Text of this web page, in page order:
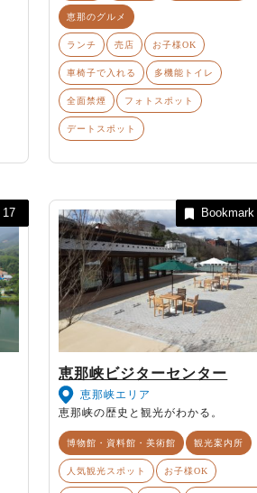
恵那のグルメ
ランチ 売店 お子様OK
車椅子で入れる 多機能トイレ
全面禁煙 フォトスポット
デートスポット
17
恵那峡ビジターセンター
恵那峡エリア
恵那峡の歴史と観光がわかる。
博物館・資料館・美術館 観光案内所
人気観光スポット お子様OK
Bookmark